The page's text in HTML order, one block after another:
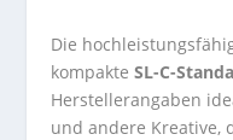
Die
kompakteSL-C-
Herstellerangaben
und andere Kreative,